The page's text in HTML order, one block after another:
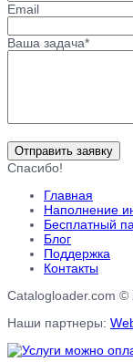
Email
Ваша задача*
Отправить заявку
Спасибо!
Главная
Наполнение
Бесплатный
Блог
Поддержка
Контакты
Catalogloader.com
Наши партнеры: